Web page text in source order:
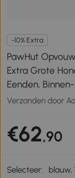
-10% Extra
PawHut
Extra Grote
Eenden,
Verzonden door
€62,90
Selecteer: blauw,